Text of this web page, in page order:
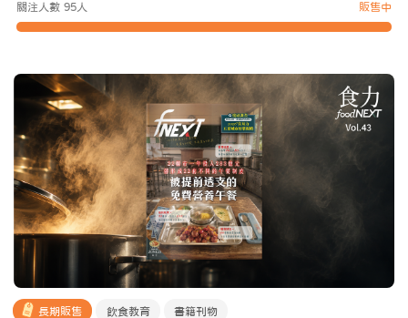
關注人數 95人 販售中
長期販售 飲食教育 書籍刊物